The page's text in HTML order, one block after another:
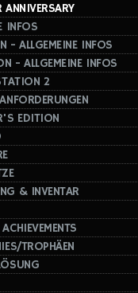
INFOS
- ALLGEMEINE INFOS
- ALLGEMEINE INFOS
2
EDITION
& INVENTAR
TROPHÄEN